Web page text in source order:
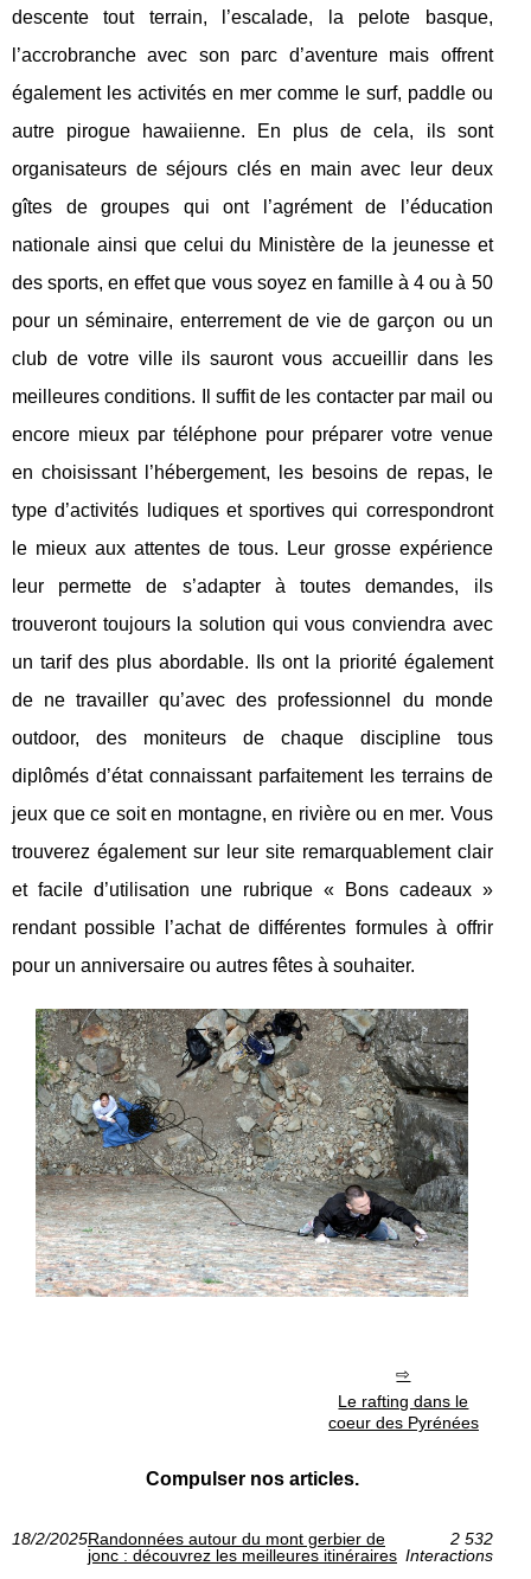
descente tout terrain, l’escalade, la pelote basque,
l’accrobranche avec son parc d’aventure mais offrent
également les activités en mer comme le surf, paddle ou
autre pirogue hawaiienne. En plus de cela, ils sont
organisateurs de séjours clés en main avec leur deux
gîtes de groupes qui ont l’agrément de l’éducation
nationale ainsi que celui du Ministère de la jeunesse et
des sports, en effet que vous soyez en famille à 4 ou à 50
pour un séminaire, enterrement de vie de garçon ou un
club de votre ville ils sauront vous accueillir dans les
meilleures conditions. Il suffit de les contacter par mail ou
encore mieux par téléphone pour préparer votre venue
en choisissant l’hébergement, les besoins de repas, le
type d’activités ludiques et sportives qui correspondront
le mieux aux attentes de tous. Leur grosse expérience
leur permette de s’adapter à toutes demandes, ils
trouveront toujours la solution qui vous conviendra avec
un tarif des plus abordable. Ils ont la priorité également
de ne travailler qu’avec des professionnel du monde
outdoor, des moniteurs de chaque discipline tous
diplômés d’état connaissant parfaitement les terrains de
jeux que ce soit en montagne, en rivière ou en mer. Vous
trouverez également sur leur site remarquablement clair
et facile d’utilisation une rubrique « Bons cadeaux »
rendant possible l’achat de différentes formules à offrir
pour un anniversaire ou autres fêtes à souhaiter.
Le rafting dans le
coeur des Pyrénées
Compulser nos articles.
18/2/2025Randonnées autour du mont gerbier de
jonc : découvrez les meilleures itinéraires
2 532
Interactions